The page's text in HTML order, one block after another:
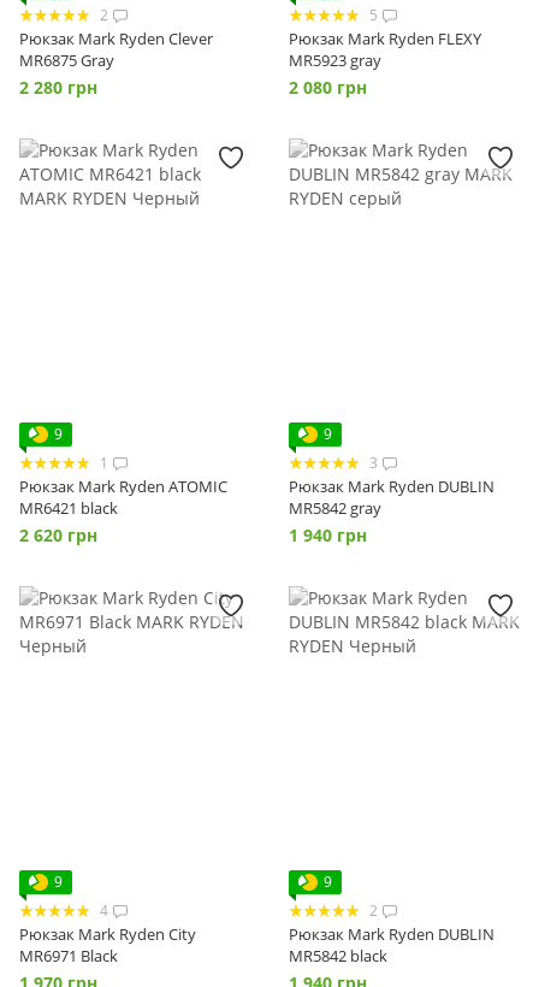
2
Рюкзак Mark Ryden Clever
MR6875 Gray
2 280 грн
5
Рюкзак Mark Ryden FLEXY
MR5923 gray
2 080 грн
9
1
Рюкзак Mark Ryden ATOMIC
MR6421 black
2 620 грн
9
3
Рюкзак Mark Ryden DUBLIN
MR5842 gray
1 940 грн
9
4
Рюкзак Mark Ryden City
MR6971 Black
9
2
Рюкзак Mark Ryden DUBLIN
MR5842 black